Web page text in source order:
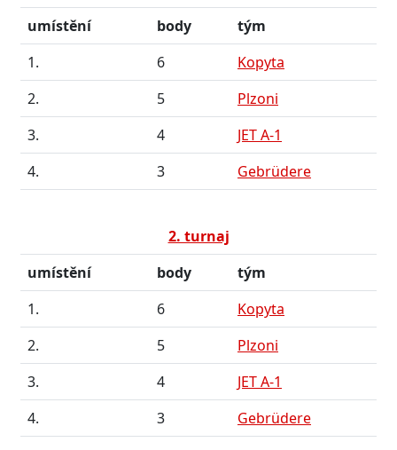
umístění
body
tým
1.
6
Kopyta
2.
5
Plzoni
3.
4
JET A-1
4.
3 Gebrüdere
2. turnaj
umístění
body
tým
1.
6
Kopyta
2.
5
Plzoni
3.
4
JET A-1
4.
3 Gebrüdere